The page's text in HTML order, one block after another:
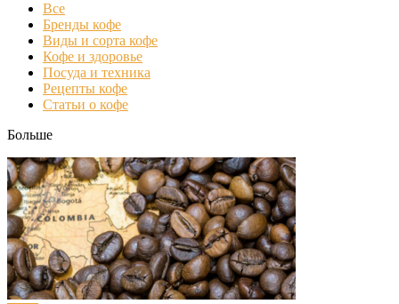
Все
Бренды кофе
Виды и сорта кофе
Кофе и здоровье
Посуда и техника
Рецепты кофе
Статьи о кофе
Больше